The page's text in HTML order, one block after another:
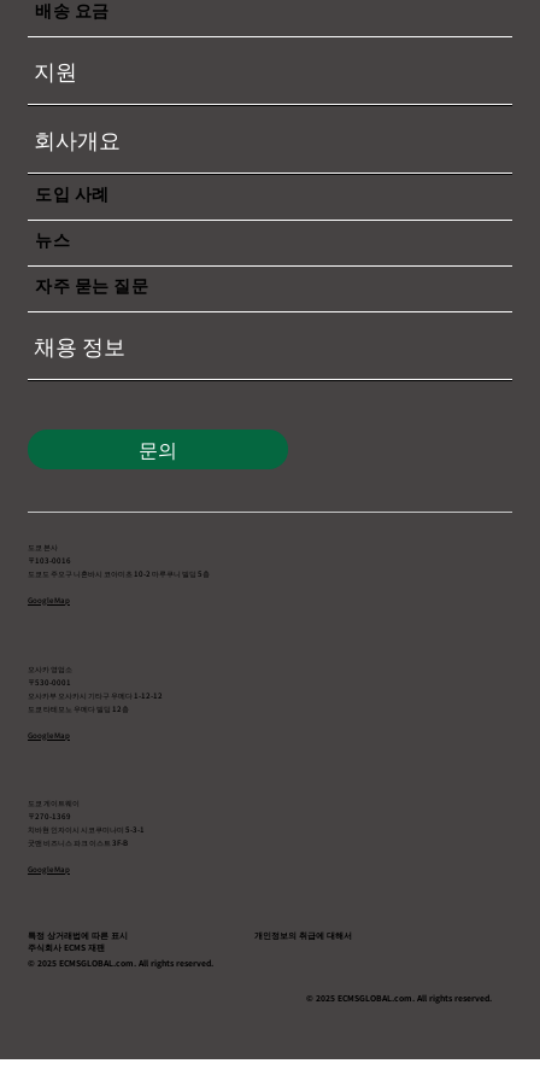
배송 요금
지원
회사개요
도입 사례
뉴스
자주 묻는 질문
채용 정보
문의
도쿄 본사
〒103-0016
도쿄도 주오구 니혼바시 코아미초 10-2 마루쿠니 빌딩 5층
Google Map
오사카 영업소
〒530-0001
오사카부 오사카시 기타구 우메다 1-12-12
도쿄 타테모노 우메다 빌딩 12층
Google Map
도쿄 게이트웨이
〒270-1369
치바현 인자이시 시코쿠미나미 5-3-1
굿맨 비즈니스 파크 이스트 3F-B
Google Map
특정 상거래법에 따른 표시
개인정보의 취급에 대해서
주식회사 ECMS 재팬
© 2025 ECMSGLOBAL.com. All rights reserved.
© 2025 ECMSGLOBAL.com. All rights reserved.